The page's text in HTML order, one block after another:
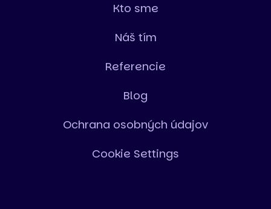
Kto sme
Náš tím
Referencie
Blog
Ochrana osobných údajov
Cookie Settings